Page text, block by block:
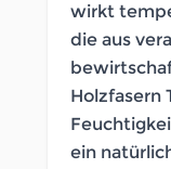
wirkt
die aus
Holzfasern
ein